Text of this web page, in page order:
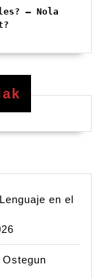
– Nola
en el